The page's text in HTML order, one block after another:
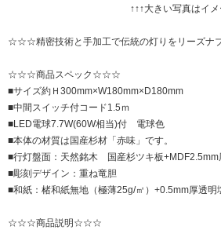
↑↑↑大きい写真はイメージを
☆☆☆精密技術と手加工で伝統の灯りをリーズ
☆☆☆商品スペック☆☆☆
■サイズ約Ｈ300mm×W180mm×D180mm
■中間スイッチ付コード1.5ｍ
■LED電球7.7W(60W相当)付 電球色
■本体の材質は国産杉材「赤味」です。
■行灯盤面：天然銘木 国産杉ツキ板+MDF2.5mm
■彫刻デザイン：重ね竜胆
■和紙：楮和紙無地（極薄25g/㎡）+0.5mm厚透明
☆☆☆商品説明☆☆☆